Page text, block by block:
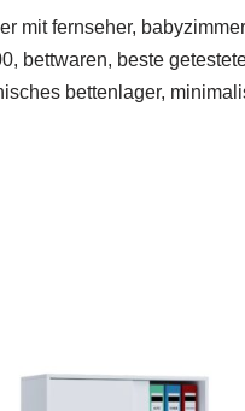
fernseher,
bettwaren, beste
bettenlager,